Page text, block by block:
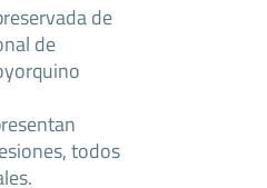
de
de
todos